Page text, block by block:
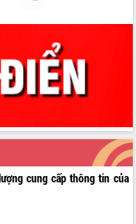
cung cấp thông tin của